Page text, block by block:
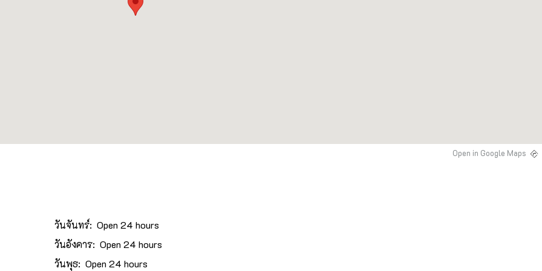
Open in Google Maps
วันจันทร์: Open 24 hours
วันอังคาร: Open 24 hours
วันพุธ: Open 24 hours